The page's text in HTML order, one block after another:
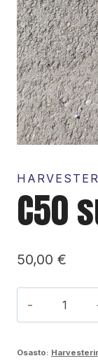
C50
50,00 €
suojapelti
Osasto: